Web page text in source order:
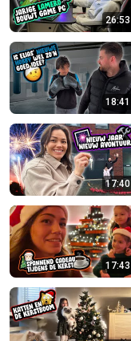
26:53
18:41
17:40
17:43